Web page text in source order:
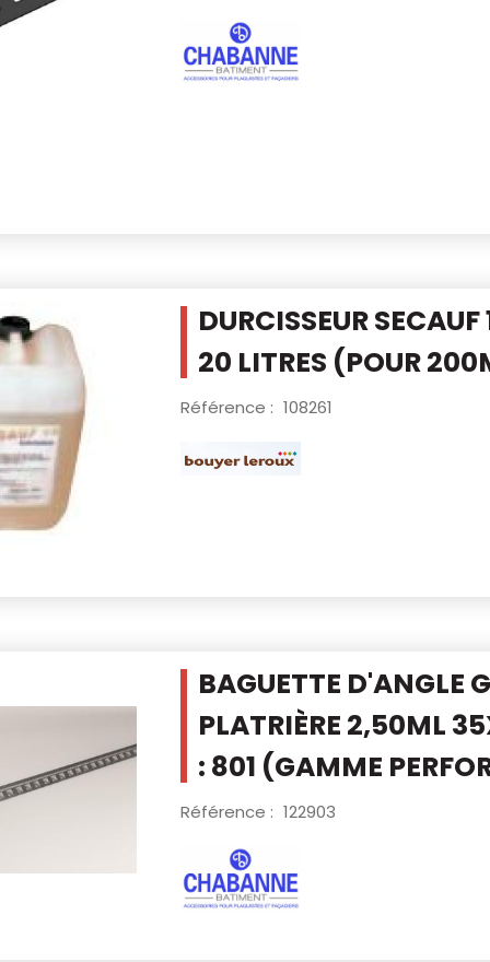
DURCISSEUR
20 LITRES (POUR
Référence : 108261
BAGUETTE D'ANGLE
PLATRIÈRE 2,50ML
: 801 (GAMME
Référence : 122903